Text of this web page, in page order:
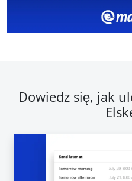
Dowiedz się, jak